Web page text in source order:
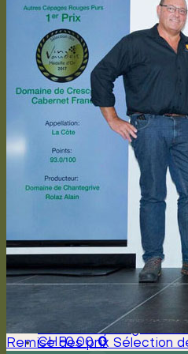
Rebensorten
Rebenarbeiten
Vegetative
Vinifizierung
Kontakt
Presseartikel
Anmelden / Registrieren
CHF0.00 0
Remise des prix Sélection